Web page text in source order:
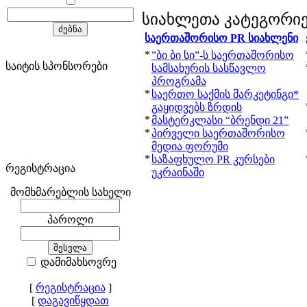
საიტის სპონსორები
რეგისტრაცია
მომხმარებლის სახელი
პაროლი
დამიმახსოვრე
[ რეგისტრაცია]
[ დაგავიწყდათ
სიახლეთა
საერთაშორისო PR სიახლენი
*”ბი ბი სი”-ს საერთაშორისო
სამსახურის სასწავლო
პროგრამა
* საერთო საქმის მარკეტინგი*
გაყიდვებს ზრდის
*მასტერკლასი “ბრენდი 21”
*პირველი საერთაშორისო
მედია ფორუმი
* საზაფხულო PR კურსები
უკრაინაში